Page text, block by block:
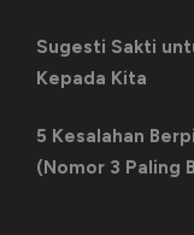
Sugesti Sakti
Kepada Kita
5 Kesalahan
(Nomor 3 Paling